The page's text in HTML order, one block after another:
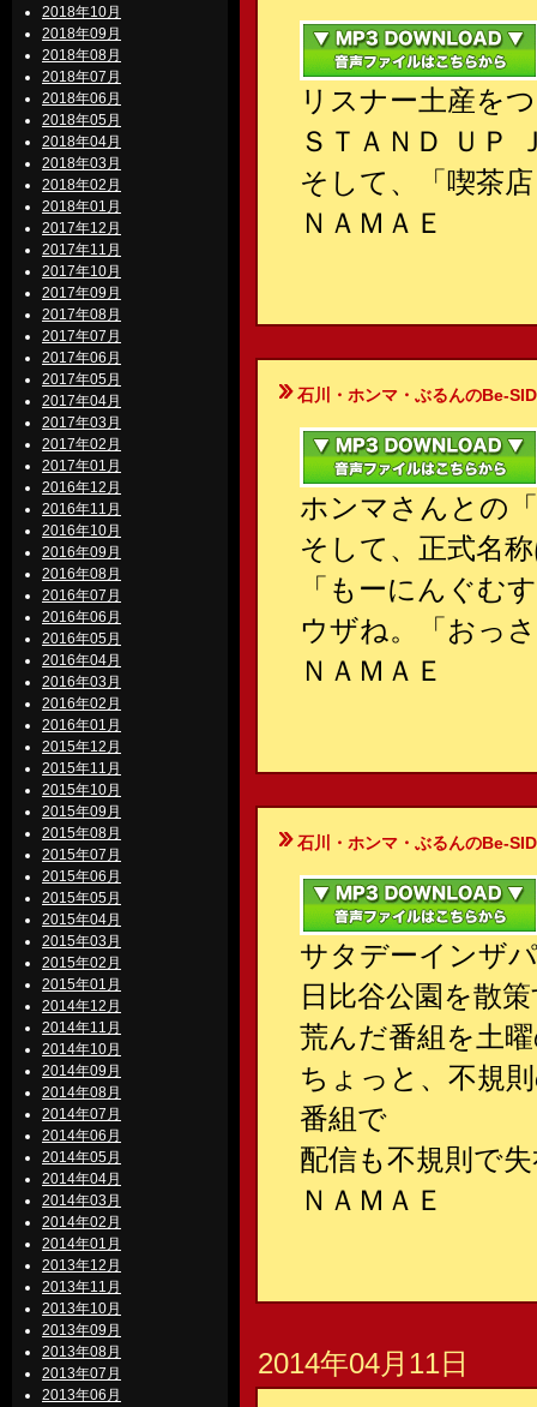
2018年10月
2018年09月
2018年08月
2018年07月
2018年06月
2018年05月
2018年04月
2018年03月
2018年02月
2018年01月
2017年12月
2017年11月
2017年10月
2017年09月
2017年08月
2017年07月
2017年06月
2017年05月
2017年04月
2017年03月
2017年02月
2017年01月
2016年12月
2016年11月
2016年10月
2016年09月
2016年08月
2016年07月
2016年06月
2016年05月
2016年04月
2016年03月
2016年02月
2016年01月
2015年12月
2015年11月
2015年10月
2015年09月
2015年08月
2015年07月
2015年06月
2015年05月
2015年04月
2015年03月
2015年02月
2015年01月
2014年12月
2014年11月
2014年10月
2014年09月
2014年08月
2014年07月
2014年06月
2014年05月
2014年04月
2014年03月
2014年02月
2014年01月
2013年12月
2013年11月
2013年10月
2013年09月
2013年08月
2013年07月
2013年06月
リスナー土産を
ＳＴＡＮＤ ＵＰ
そして、「喫茶
ＮＡＭＡＥ
石川・ホンマ・ぶるんのBe-
ホンマさんとの
そして、正式名
「もーにんぐむ
ウザね。「おっ
ＮＡＭＡＥ
石川・ホンマ・ぶるんのBe-
サタデーインザ
日比谷公園を散
荒んだ番組を土
ちょっと、不規
番組で
配信も不規則で
ＮＡＭＡＥ
2014年04月11日